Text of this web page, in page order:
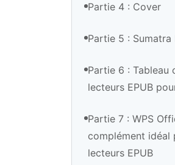
Partie 4 : Cover
Partie 5 : Sumatra
Partie 6 : Tableau
lecteurs EPUB
Partie 7 : WPS
complément idéal
lecteurs EPUB